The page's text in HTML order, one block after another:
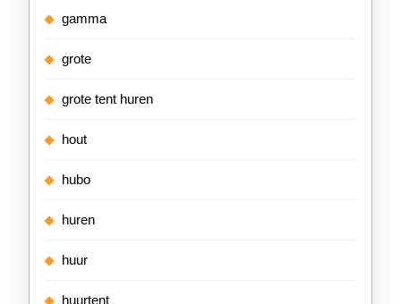
gamma
grote
grote tent huren
hout
hubo
huren
huur
huurtent